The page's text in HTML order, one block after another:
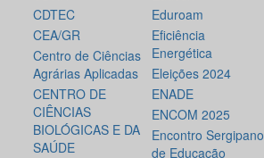
CDTEC
CEA/GR
Centro de Ciências
Agrárias Aplicadas
CENTRO DE
CIÊNCIAS
BIOLÓGICAS E DA
SAÚDE
Eduroam
Eficiência
Energética
Eleições 2024
ENADE
ENCOM 2025
Encontro Sergipano
de Educação